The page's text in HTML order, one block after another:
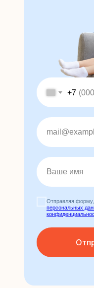
+7
Отправляя
персональных